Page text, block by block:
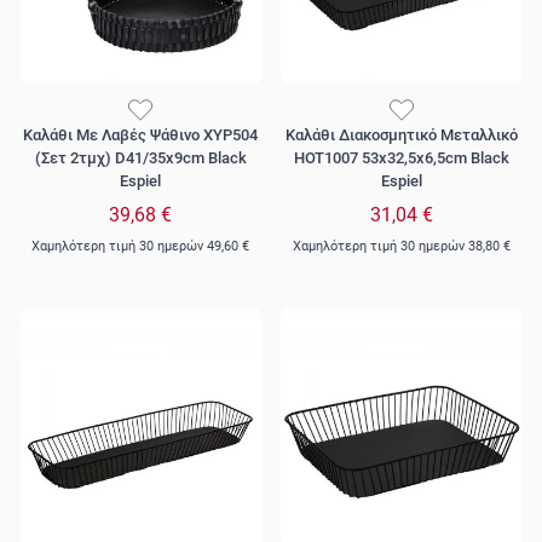
Καλάθι Με Λαβές Ψάθινο XYP504
(Σετ 2τμχ) D41/35x9cm Black
Espiel
39,68 €
Χαμηλότερη τιμή 30 ημερών 49,60 €
Καλάθι Διακοσμητικό Μεταλλικό
HOT1007 53x32,5x6,5cm Black
Espiel
31,04 €
Χαμηλότερη τιμή 30 ημερών 38,80 €